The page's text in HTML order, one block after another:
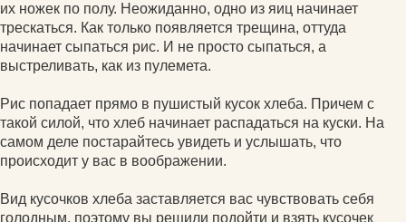
их ножек по полу. Неожиданно, одно из яиц начинает
трескаться. Как только появляется трещина, оттуда
начинает сыпаться рис. И не просто сыпаться, а
выстреливать, как из пулемета.
Рис попадает прямо в пушистый кусок хлеба. Причем с
такой силой, что хлеб начинает распадаться на куски. На
самом деле постарайтесь увидеть и услышать, что
происходит у вас в воображении.
Вид кусочков хлеба заставляется вас чувствовать себя
голодным, поэтому вы решили подойти и взять кусочек